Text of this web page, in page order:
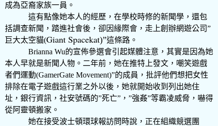
成為亞裔家族一員。
這有點像她本人的經歷，在學校時修的新聞學，還包
括調查新聞，踏進社會後，卻因緣際會，走上創辦網遊公司”
巨大太空貓(Giant Spacekat)”這條路。
Brianna Wu的宣佈參選會引起媒體注意，其實是因為她
本人早就是新聞人物。二年前，她在推特上發文，嘲笑遊戲
者們運動(GamerGate Movement)”的成員，批評他們想把女性
排除在電子遊戲這行業之外以後，她就開始收到列出她住
址，銀行資訊，社安號碼的”死亡” ， ”強姦”等霸凌威脅，嚇得
從阿靈頓搬家。
她在接受波士頓環球報訪問時說，正在組織競選團